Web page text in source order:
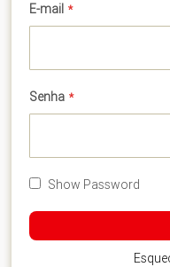
E-mail
Senha
Show Password